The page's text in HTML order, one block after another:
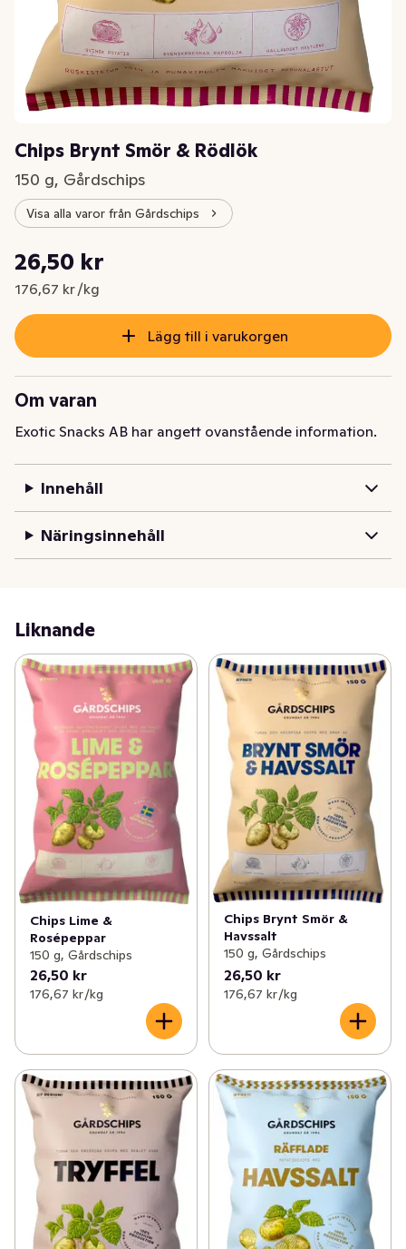
Chips Brynt Smör & Rödlök
150 g, Gårdschips
Visa alla varor från Gårdschips
Nuvarande pris är: 26,50 kr
26,50 kr
176,67 kr /kg
Styckpris: 176,67 kr /kg
Lägg till i varukorgen
Om varan
Exotic Snacks AB har angett ovanstående information.
Innehåll
Näringsinnehåll
Liknande
Chips Lime &
Rosépeppar
150 g, Gårdschips
26,50 kr
176,67 kr /kg
Chips Brynt Smör &
Havssalt
150 g, Gårdschips
26,50 kr
176,67 kr /kg